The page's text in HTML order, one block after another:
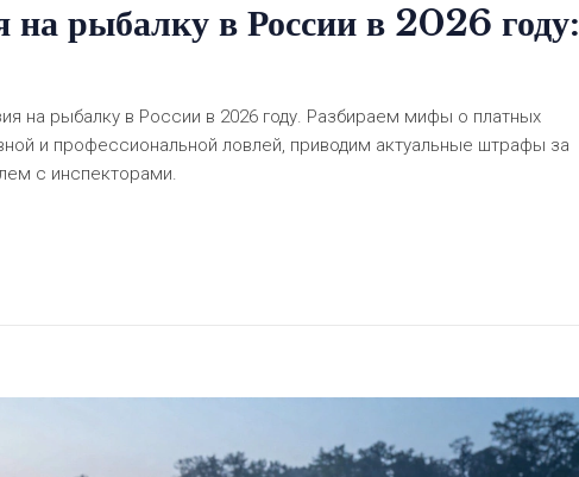
на рыбалку в России в 2026 году:
на рыбалку в России в 2026 году. Разбираем мифы о платных
и профессиональной ловлей, приводим актуальные штрафы за
с инспекторами.